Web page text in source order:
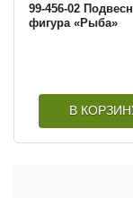
99-456-02
фигура «Рыба»
В